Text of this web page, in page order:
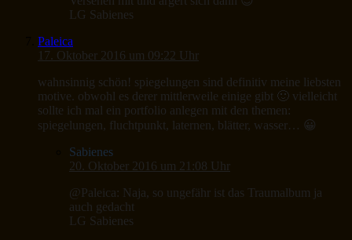
LG Sabienes
Paleica
17. Oktober 2016 um 09:22 Uhr
wahnsinnig schön! spiegelungen sind definitiv meine liebsten
motive. obwohl es derer mittlerweile einige gibt 🙂 vielleicht
sollte ich mal ein portfolio anlegen mit den themen:
spiegelungen, fluchtpunkt, laternen, blätter, wasser… 😀
Sabienes
20. Oktober 2016 um 21:08 Uhr
@Paleica: Naja, so ungefähr ist das Traumalbum ja
auch gedacht
LG Sabienes